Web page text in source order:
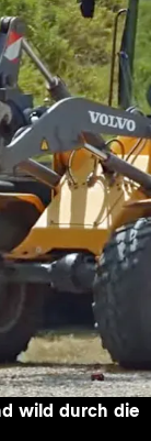
wild durch die